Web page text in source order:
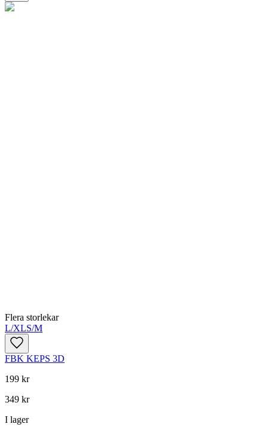
Flera storlekar
L/XLS/M
FBK KEPS 3D
199 kr
349 kr
I lager